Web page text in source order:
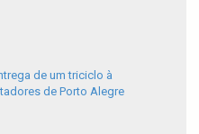
de um triciclo à
de Porto Alegre